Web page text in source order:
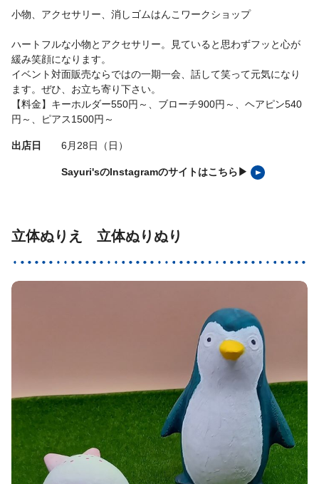
小物、アクセサリー、消しゴムはんこワークショップ
ハートフルな小物とアクセサリー。見ていると思わずフッと心が
緩み笑顔になります。
イベント対面販売ならではの一期一会、話して笑って元気になり
ます。ぜひ、お立ち寄り下さい。
【料金】キーホルダー550円～、ブローチ900円～、ヘアピン540
円～、ピアス1500円～
出店日 6月28日（日）
Sayuri'sのInstagramのサイトはこちら▶
立体ぬりえ 立体ぬりぬり